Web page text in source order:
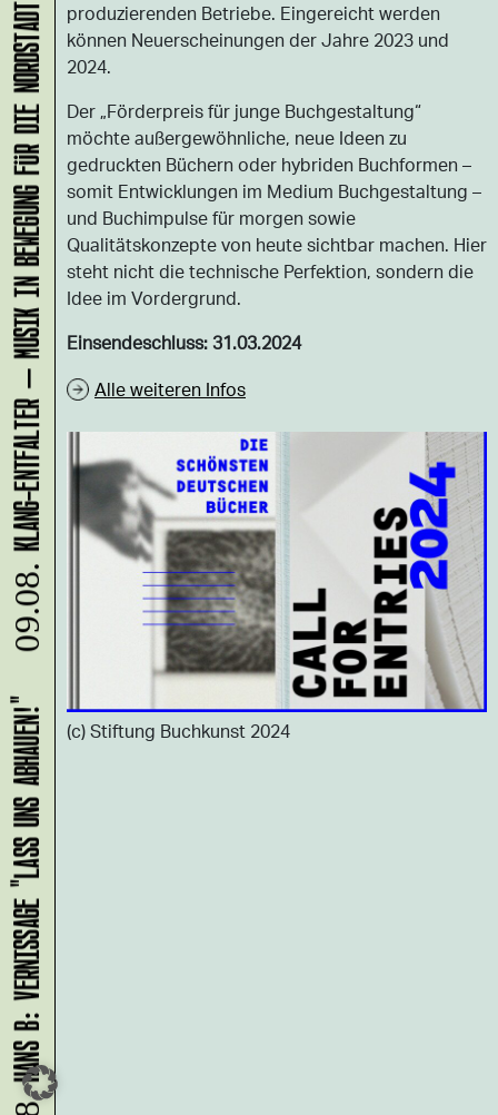
produzierenden Betriebe. Eingereicht werden
können Neuerscheinungen der Jahre 2023 und
2024.
Der „Förderpreis für junge Buchgestaltung“
möchte außergewöhnliche, neue Ideen zu
gedruckten Büchern oder hybriden Buchformen –
somit Entwicklungen im Medium Buchgestaltung –
und Buchimpulse für morgen sowie
Qualitätskonzepte von heute sichtbar machen. Hier
steht nicht die technische Perfektion, sondern die
Idee im Vordergrund.
Einsendeschluss: 31.03.2024
Alle weiteren Infos
(c) Stiftung Buchkunst 2024
HANS B: VERNISSAGE "LASS UNS ABHAUEN!"
09.08.
KLANG-ENTFALTER – MUSIK IN BEWEGUNG FÜR DIE NORDSTADT